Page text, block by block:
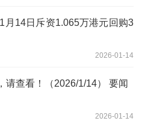
月14日斥资1.065万港元回购3
2026-01-14
请查看！（2026/1/14） 要闻
2026-01-14